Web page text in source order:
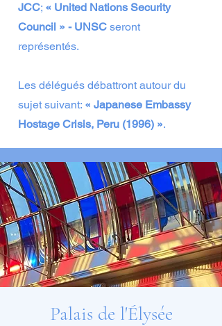
JCC; « United Nations Security
Council » - UNSC seront
représentés.
Les délégués débattront autour du
sujet suivant: « Japanese Embassy
Hostage Crisis, Peru (1996) ».
Palais de l'Élysée